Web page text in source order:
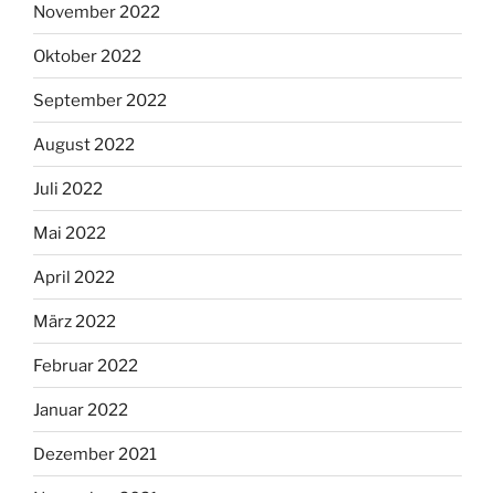
November 2022
Oktober 2022
September 2022
August 2022
Juli 2022
Mai 2022
April 2022
März 2022
Februar 2022
Januar 2022
Dezember 2021